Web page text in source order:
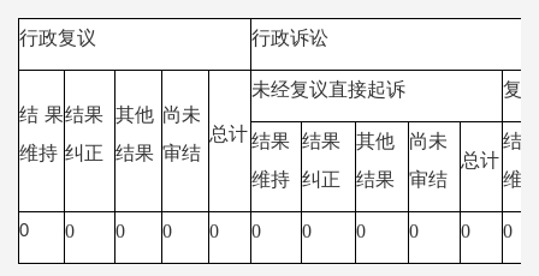
行政复议 行政诉讼
结果
维持
结果
纠正
其他
结果
尚未
审结
总计
未经复议直接起诉 复
结果
维持
结果
纠正
其他
结果
尚未
审结
总计
结
维
0 0 0 0 0 0 0 0 0 0 0